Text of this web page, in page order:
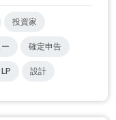
投資家
確定申告
LP 設計